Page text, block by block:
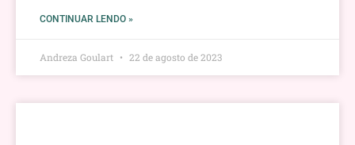
CONTINUAR LENDO »
Andreza Goulart 22 de agosto de 2023